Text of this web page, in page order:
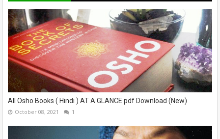
All Osho Books ( Hindi ) AT A GLANCE pdf Download (New)
October 08, 2021 1